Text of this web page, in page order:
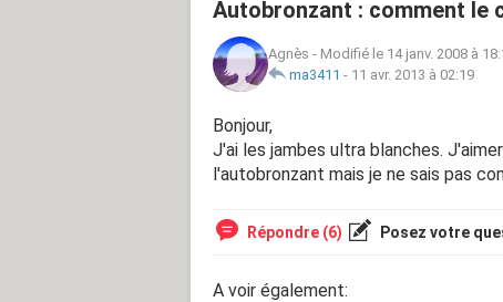
Autobronzant : comment le
Agnès - Modifié le 14 janv. 2008 à
ma3411 - 11 avr. 2013 à 02:19
Bonjour,
J'ai les jambes ultra blanches.
l'autobronzant mais je ne sais pas
Répondre (6) Posez votre
A voir également: